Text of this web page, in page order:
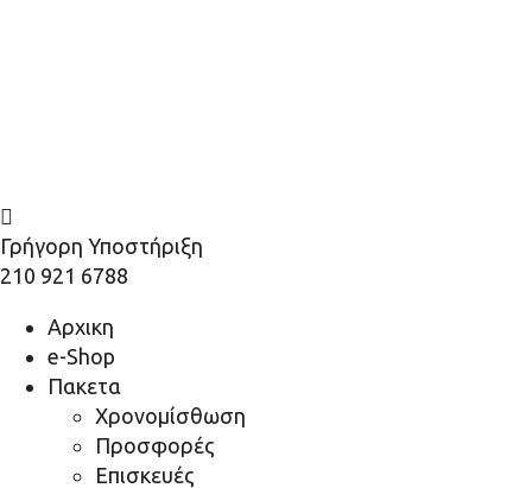
Γρήγορη Υποστήριξη
210 921 6788
Αρχικη
e-Shop
Πακετα
Χρονομίσθωση
Προσφορές
Επισκευές